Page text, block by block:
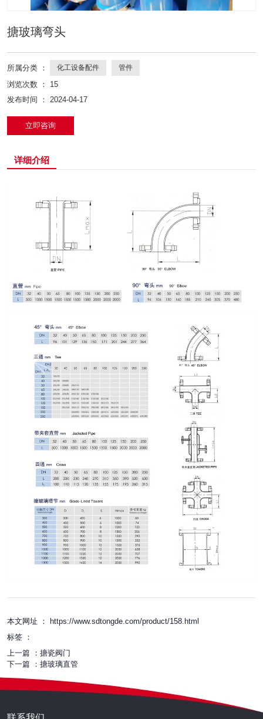
搪玻璃弯头
所属分类 ： 化工设备配件 管件
浏览次数 ： 15
发布时间 ： 2024-04-17
立即咨询
详细介绍
本文网址 ： https://www.sdtongde.com/product/158.html
标签 ：
上一篇 ： 搪瓷阀门
下一篇 ： 搪玻璃直管